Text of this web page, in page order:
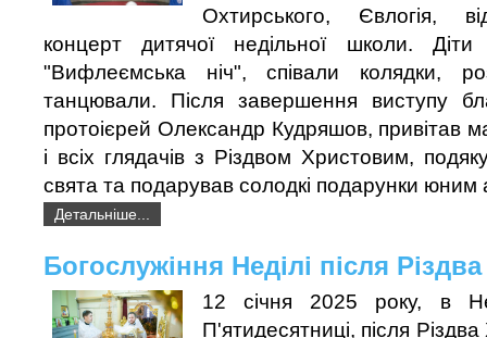
Охтирського, Євлогія,
концерт дитячої недільної школи. Діти
"Вифлеємська ніч", співали колядки,
танцювали. Після завершення виступу
протоієрей Олександр Кудряшов, привітав
і всіх глядачів з Різдвом Христовим,
свята та подарував солодкі подарунки юним
Детальніше...
Богослужіння Неділі після
12 січня 2025 року, в
П'ятидесятниці, після